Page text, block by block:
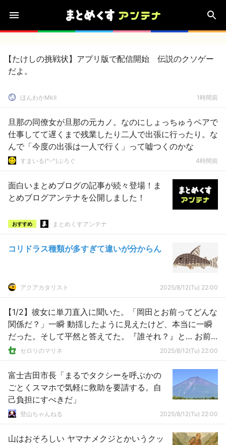
【たけしの挑戦状】アプリ版で配信開始 伝説のクソゲー
だよ。
ほんわかMkⅡ 1時間前
旦那の同僚女が旦那の元カノ。なのにしょっちゅうペアで
仕事してて遅くまで残業したり二人で出張に行ったり。な
んで「今度の出張は一人で行く」って嘘つくのかな
すまいる(^-^)ぶろぐ 4時間前
面白いまとめブログの記事が続々登場！ま
とめブログアンテナを公開しました！
おすすめ まとめくすアンテナ
コリドラス種類が多すぎて違いが分からん
アクアカタリスト 2025/8/12(Tu) 22:00
【1/2】彼女に単刀直入に聞いた。「岡田とお前ってどんな
関係だ？」一瞬 動揺したように見えたけど、本当に一瞬
だった。そして平然と答えてた。『誰それ？』と… お前
の浮気相手だよ！
セロリのマリネ 2025/8/12(Tu) 22:00
富士吉田市長「まるでタクシーを呼ぶかの
ごとくスマホで気軽に救助を要請する。自
己負担にすべきだ」
登山ちゃんねる 2025/8/12(Tu) 22:00
山はおそろしい ヤマナメクジとかいうクッ